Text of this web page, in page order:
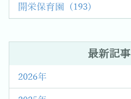
開栄保育園 (193)
最新記事
2026年